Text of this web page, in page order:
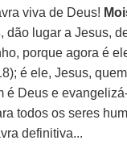
viva de Deus!
, dão lugar a Jesus,
porque agora é
é ele, Jesus,
é Deus e
todos os seres
definitiva...